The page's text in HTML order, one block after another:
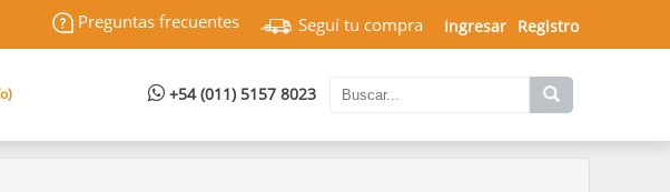
Ingresar Registro
Seguí tu compra
Preguntas frecuentes
+54 (011) 5157 8023
)